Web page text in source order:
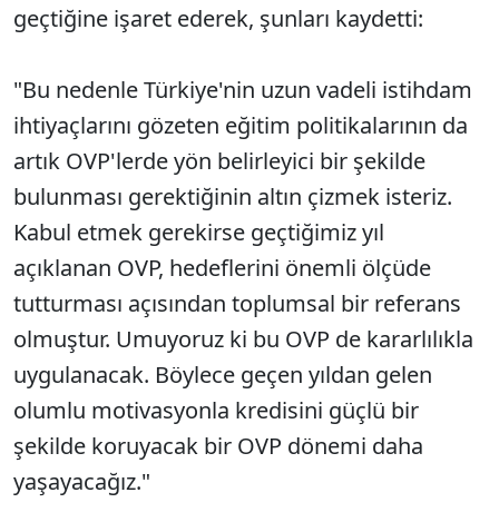
geçtiğine işaret ederek, şunları kaydetti:
"Bu nedenle Türkiye'nin uzun vadeli istihdam
ihtiyaçlarını gözeten eğitim politikalarının da
artık OVP'lerde yön belirleyici bir şekilde
bulunması gerektiğinin altın çizmek isteriz.
Kabul etmek gerekirse geçtiğimiz yıl
açıklanan OVP, hedeflerini önemli ölçüde
tutturması açısından toplumsal bir referans
olmuştur. Umuyoruz ki bu OVP de kararlılıkla
uygulanacak. Böylece geçen yıldan gelen
olumlu motivasyonla kredisini güçlü bir
şekilde koruyacak bir OVP dönemi daha
yaşayacağız."